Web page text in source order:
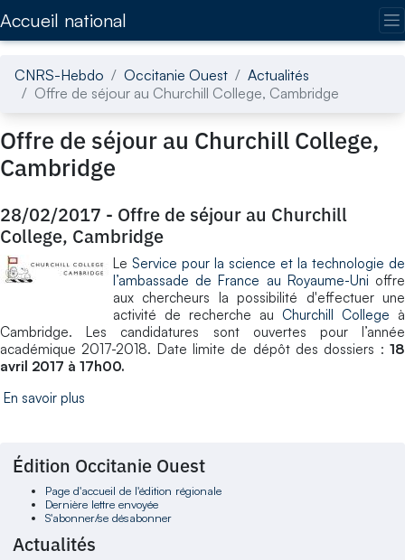
Accueil national
CNRS-Hebdo Occitanie Ouest
Actualités
Offre de séjour au Churchill College, Cambridge
Offre de séjour au Churchill College,
Cambridge
28/02/2017 - Offre de séjour au Churchill
College, Cambridge
Le Service pour la science et la technologie de
l’ambassade de France au Royaume-Uni offre
aux chercheurs la possibilité d'effectuer une
activité de recherche au Churchill College à
Cambridge. Les candidatures sont ouvertes pour l’année
académique 2017-2018. Date limite de dépôt des dossiers : 18
avril 2017 à 17h00.
En savoir plus
Édition Occitanie Ouest
Page d'accueil de l'édition régionale
Dernière lettre envoyée
S'abonner/se désabonner
Actualités